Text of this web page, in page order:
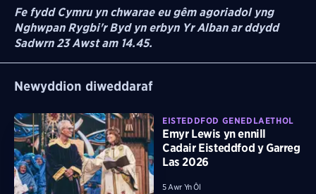
Fe fydd Cymru yn chwarae eu gêm agoriadol yng
Nghwpan Rygbi'r Byd yn erbyn Yr Alban ar ddydd
Sadwrn 23 Awst am 14.45.
Newyddion diweddaraf
EISTEDDFOD GENEDLAETHOL
Emyr Lewis yn ennill
Cadair Eisteddfod y Garreg
Las 2026
5 Awr Yn Ôl